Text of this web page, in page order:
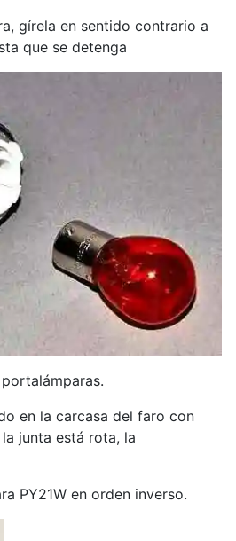
gírela en sentido contrario a
que se detenga
en la carcasa del faro con
junta está rota, la
PY21W en orden inverso.